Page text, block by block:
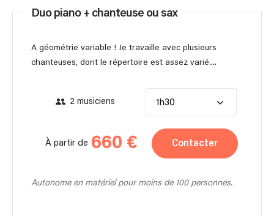
Duo piano + chanteuse ou sax
A géométrie variable ! Je travaille avec plusieurs
chanteuses, dont le répertoire est assez varié....
2 musiciens 1h30
À partir de 660 € Contacter
Autonome en matériel pour moins de 100 personnes.